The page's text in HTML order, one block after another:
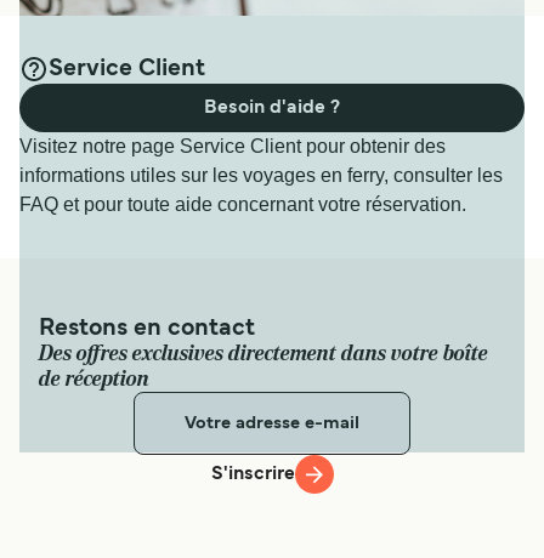
Service Client
Visitez notre page Service Client pour obtenir des
informations utiles sur les voyages en ferry, consulter les
FAQ et pour toute aide concernant votre réservation.
Besoin d'aide ?
Restons en contact
Des offres exclusives directement dans votre boîte
de réception
S'inscrire